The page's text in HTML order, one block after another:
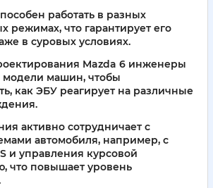
работать в разных
режимах, что гарантирует его
в суровых условиях.
Mazda 6 инженеры
модели машин, чтобы
как ЭБУ реагирует на различные
активно сотрудничает с
автомобиля, например, с
и управления курсовой
что повышает уровень